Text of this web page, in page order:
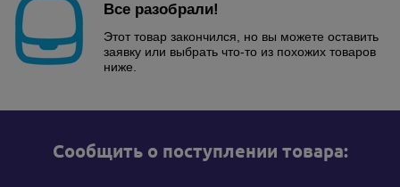
Все разобрали!
Этот товар закончился, но вы можете оставить
заявку или выбрать что-то из похожих товаров
ниже.
Cообщить о поступлении товара: